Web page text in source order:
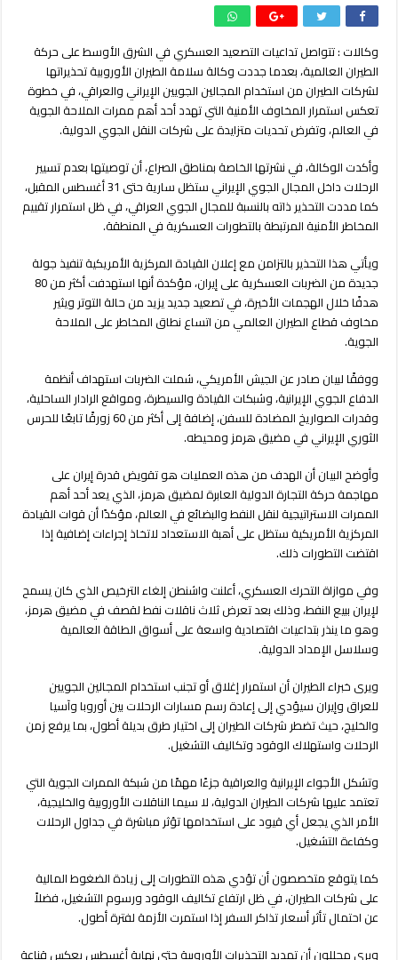
مع
التصعيد
العسكري
بالشرق
الأوسط
مغلقة
وكالات : تتواصل تداعيات التصعيد العسكري في الشرق الأوسط على حركة
الطيران العالمية، بعدما جددت وكالة سلامة الطيران الأوروبية تحذيراتها
لشركات الطيران من استخدام المجالين الجويين الإيراني والعراقي، في خطوة
تعكس استمرار المخاوف الأمنية التي تهدد أحد أهم ممرات الملاحة الجوية
في العالم، وتفرض تحديات متزايدة على شركات النقل الجوي الدولية.
وأكدت الوكالة، في نشرتها الخاصة بمناطق الصراع، أن توصيتها بعدم تسيير
الرحلات داخل المجال الجوي الإيراني ستظل سارية حتى 31 أغسطس المقبل،
كما مددت التحذير ذاته بالنسبة للمجال الجوي العراقي، في ظل استمرار تقييم
المخاطر الأمنية المرتبطة بالتطورات العسكرية في المنطقة.
ويأتي هذا التحذير بالتزامن مع إعلان القيادة المركزية الأمريكية تنفيذ جولة
جديدة من الضربات العسكرية على إيران، مؤكدة أنها استهدفت أكثر من 80
هدفًا خلال الهجمات الأخيرة، في تصعيد جديد يزيد من حالة التوتر ويثير
مخاوف قطاع الطيران العالمي من اتساع نطاق المخاطر على الملاحة
الجوية.
ووفقًا لبيان صادر عن الجيش الأمريكي، شملت الضربات استهداف أنظمة
الدفاع الجوي الإيرانية، وشبكات القيادة والسيطرة، ومواقع الرادار الساحلية،
وقدرات الصواريخ المضادة للسفن، إضافة إلى أكثر من 60 زورقًا تابعًا للحرس
الثوري الإيراني في مضيق هرمز ومحيطه.
وأوضح البيان أن الهدف من هذه العمليات هو تقويض قدرة إيران على
مهاجمة حركة التجارة الدولية العابرة لمضيق هرمز، الذي يعد أحد أهم
الممرات الاستراتيجية لنقل النفط والبضائع في العالم، مؤكدًا أن قوات القيادة
المركزية الأمريكية ستظل على أهبة الاستعداد لاتخاذ إجراءات إضافية إذا
اقتضت التطورات ذلك.
وفي موازاة التحرك العسكري، أعلنت واشنطن إلغاء الترخيص الذي كان يسمح
لإيران ببيع النفط، وذلك بعد تعرض ثلاث ناقلات نفط لقصف في مضيق هرمز،
وهو ما ينذر بتداعيات اقتصادية واسعة على أسواق الطاقة العالمية
وسلاسل الإمداد الدولية.
ويرى خبراء الطيران أن استمرار إغلاق أو تجنب استخدام المجالين الجويين
للعراق وإيران سيؤدي إلى إعادة رسم مسارات الرحلات بين أوروبا وآسيا
والخليج، حيث تضطر شركات الطيران إلى اختيار طرق بديلة أطول، بما يرفع زمن
الرحلات واستهلاك الوقود وتكاليف التشغيل.
وتشكل الأجواء الإيرانية والعراقية جزءًا مهمًا من شبكة الممرات الجوية التي
تعتمد عليها شركات الطيران الدولية، لا سيما الناقلات الأوروبية والخليجية،
الأمر الذي يجعل أي قيود على استخدامها تؤثر مباشرة في جداول الرحلات
وكفاءة التشغيل.
كما يتوقع متخصصون أن تؤدي هذه التطورات إلى زيادة الضغوط المالية
على شركات الطيران، في ظل ارتفاع تكاليف الوقود ورسوم التشغيل، فضلاً
عن احتمال تأثر أسعار تذاكر السفر إذا استمرت الأزمة لفترة أطول.
ويرى محللون أن تمديد التحذيرات الأوروبية حتى نهاية أغسطس يعكس قناعة